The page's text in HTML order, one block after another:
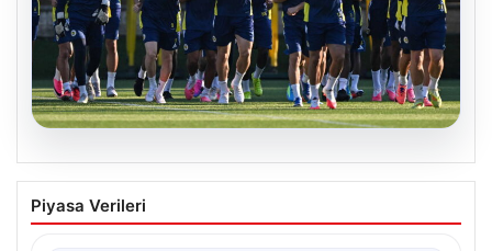
05.08.2026
Fenerbahçe’nin Avrupa kadrosunda
Sturm Graz maçı öncesi değişiklik!
Piyasa Verileri